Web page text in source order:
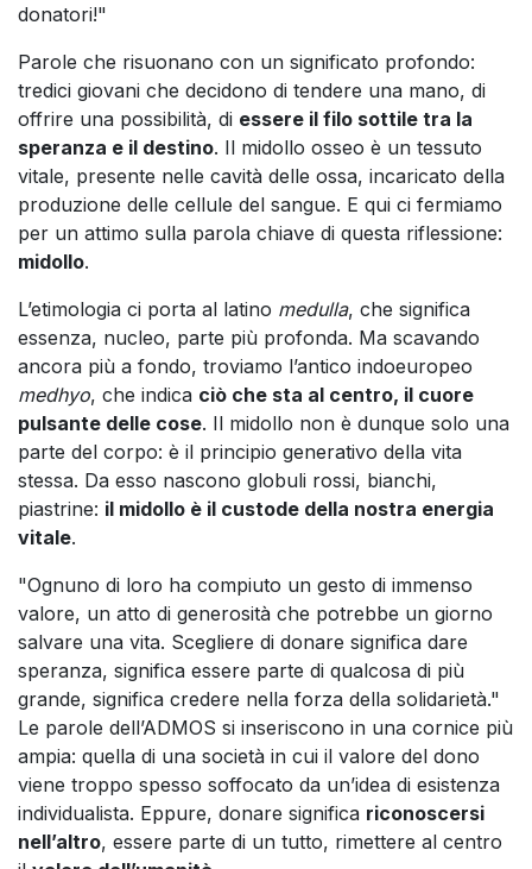
donatori!"
Parole che risuonano con un significato profondo:
tredici giovani che decidono di tendere una mano, di
offrire una possibilità, di essere il filo sottile tra la
speranza e il destino. Il midollo osseo è un tessuto
vitale, presente nelle cavità delle ossa, incaricato della
produzione delle cellule del sangue. E qui ci fermiamo
per un attimo sulla parola chiave di questa riflessione:
midollo.
L’etimologia ci porta al latino medulla, che significa
essenza, nucleo, parte più profonda. Ma scavando
ancora più a fondo, troviamo l’antico indoeuropeo
medhyo, che indica ciò che sta al centro, il cuore
pulsante delle cose. Il midollo non è dunque solo una
parte del corpo: è il principio generativo della vita
stessa. Da esso nascono globuli rossi, bianchi,
piastrine: il midollo è il custode della nostra energia
vitale.
"Ognuno di loro ha compiuto un gesto di immenso
valore, un atto di generosità che potrebbe un giorno
salvare una vita. Scegliere di donare significa dare
speranza, significa essere parte di qualcosa di più
grande, significa credere nella forza della solidarietà."
Le parole dell’ADMOS si inseriscono in una cornice più
ampia: quella di una società in cui il valore del dono
viene troppo spesso soffocato da un’idea di esistenza
individualista. Eppure, donare significa riconoscersi
nell’altro, essere parte di un tutto, rimettere al centro